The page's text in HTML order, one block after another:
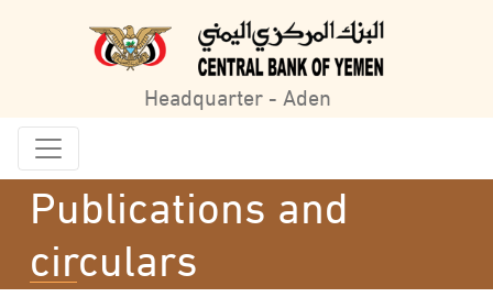
Headquarter - Aden
Publications and
circulars